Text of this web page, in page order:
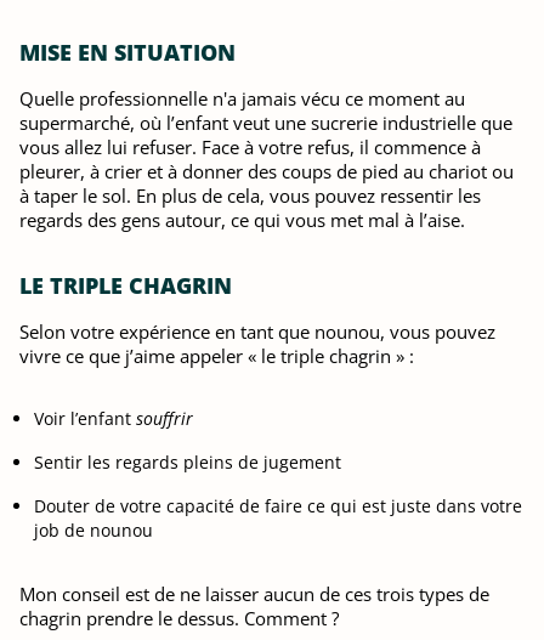
MISE EN SITUATION
Quelle professionnelle n'a jamais vécu ce moment au
supermarché, où l’enfant veut une sucrerie industrielle que
vous allez lui refuser. Face à votre refus, il commence à
pleurer, à crier et à donner des coups de pied au chariot ou
à taper le sol. En plus de cela, vous pouvez ressentir les
regards des gens autour, ce qui vous met mal à l’aise.
LE TRIPLE CHAGRIN
Selon votre expérience en tant que nounou, vous pouvez
vivre ce que j’aime appeler « le triple chagrin » :
Voir l’enfant souffrir
Sentir les regards pleins de jugement
Douter de votre capacité de faire ce qui est juste dans votre
job de nounou
Mon conseil est de ne laisser aucun de ces trois types de
chagrin prendre le dessus. Comment ?